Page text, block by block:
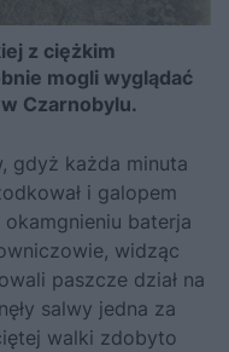
z ciężkim
mogli wyglądać
Czarnobylu.
gdyż każda minuta
i galopem
baterja
widząc
paszcze dział na
salwy jedna za
walki zdobyto